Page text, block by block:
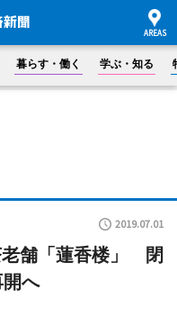
暮らす・働く 学ぶ・知る
2019.07.01
老舗「蓮香楼」 閉
へ